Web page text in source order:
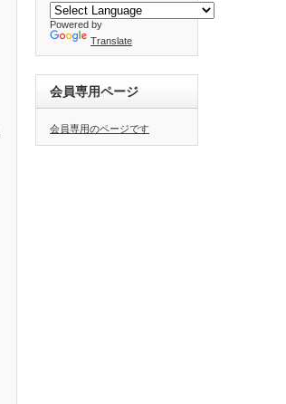
Powered by
Translate
会員専用ページ
会員専用のページです